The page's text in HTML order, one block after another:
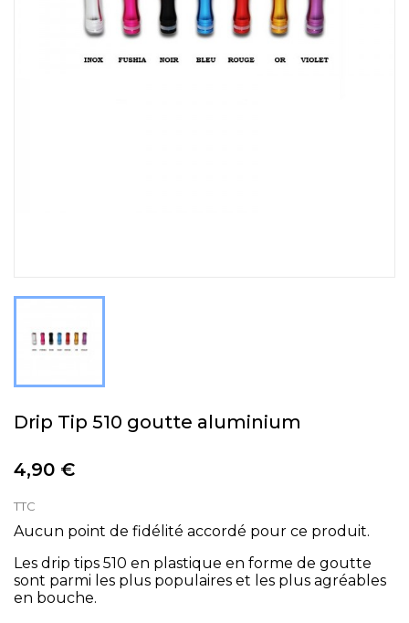
Drip Tip 510 goutte aluminium
4,90 €
TTC
Aucun point de fidélité accordé pour ce produit.
Les drip tips 510 en plastique en forme de goutte
sont parmi les plus populaires et les plus agréables
en bouche.